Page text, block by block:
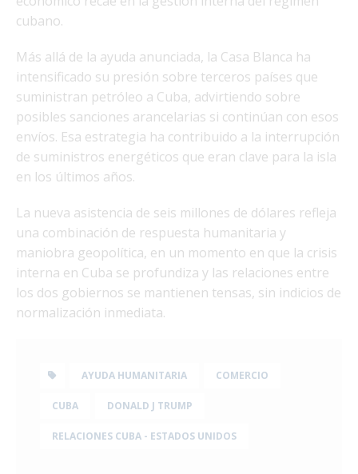
cubano.
Más allá de la ayuda anunciada, la Casa Blanca ha
intensificado su presión sobre terceros países que
suministran petróleo a Cuba, advirtiendo sobre
posibles sanciones arancelarias si continúan con esos
envíos. Esa estrategia ha contribuido a la interrupción
de suministros energéticos que eran clave para la isla
en los últimos años.
La nueva asistencia de seis millones de dólares refleja
una combinación de respuesta humanitaria y
maniobra geopolítica, en un momento en que la crisis
interna en Cuba se profundiza y las relaciones entre
los dos gobiernos se mantienen tensas, sin indicios de
normalización inmediata.
AYUDA HUMANITARIA COMERCIO
CUBA DONALD J TRUMP
RELACIONES CUBA - ESTADOS UNIDOS